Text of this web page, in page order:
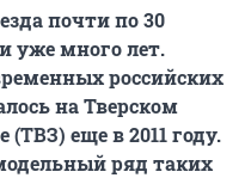
почти по 30
уже много лет.
российских
на Тверском
(ТВЗ) еще в 2011 году.
ряд таких